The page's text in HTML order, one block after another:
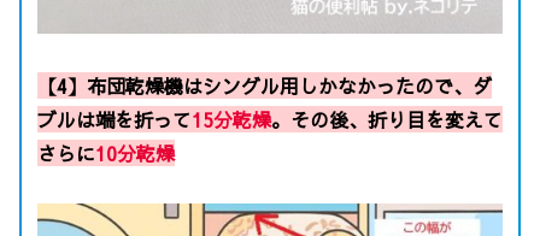
【4】布団乾燥機はシングル用しかなかったので、ダ
ブルは端を折って15分乾燥。その後、折り目を変えて
さらに10分乾燥